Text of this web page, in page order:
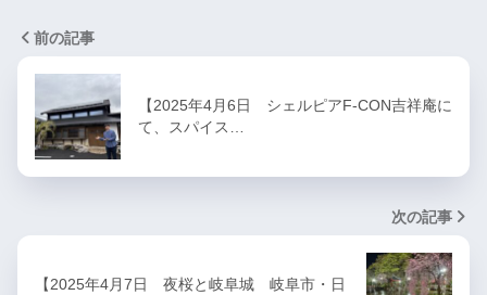
前の記事
【2025年4月6日 シェルピアF-CON吉祥庵に
て、スパイス…
次の記事
【2025年4月7日 夜桜と岐阜城 岐阜市・日